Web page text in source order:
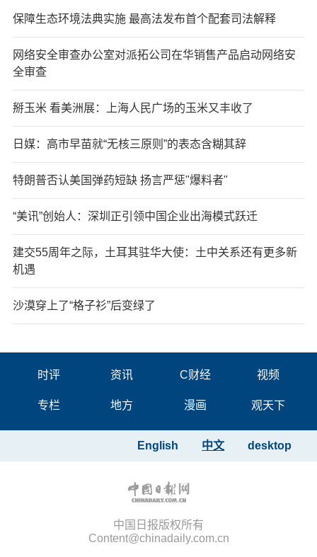
保障生态环境法典实施 最高法发布首个配套司法解释
网络安全审查办公室对派拓公司在华销售产品启动网络安
全审查
掰玉米 看美洲展：上海人民广场的玉米又丰收了
日媒：高市早苗就“无核三原则”的表态含糊其辞
特朗普否认美国弹药短缺 扬言严惩"爆料者"
“美讯”创始人：深圳正引领中国企业出海模式跃迁
建交55周年之际，土耳其驻华大使：土中关系还有更多新
机遇
沙漠穿上了“格子衫”后变绿了
时评 资讯 C财经 视频
专栏 地方 漫画 观天下
desktop
中文
English
中国日报版权所有
Content@chinadaily.com.cn